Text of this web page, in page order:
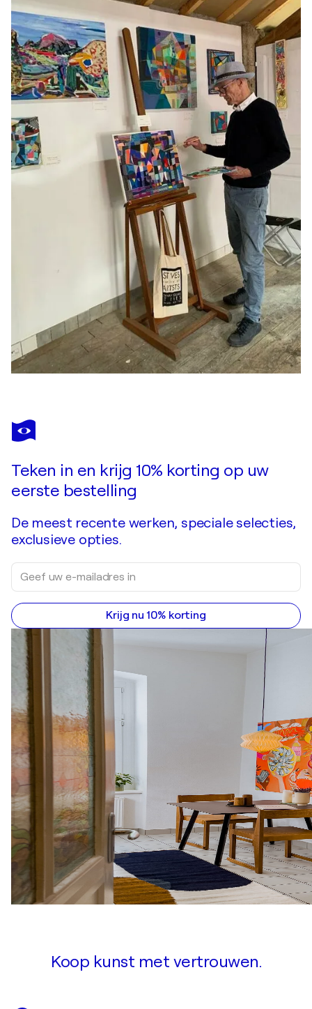
Teken in en krijg 10% korting op uw
eerste bestelling
De meest recente werken, speciale selecties,
exclusieve opties.
Krijg nu 10% korting
Koop kunst met vertrouwen.